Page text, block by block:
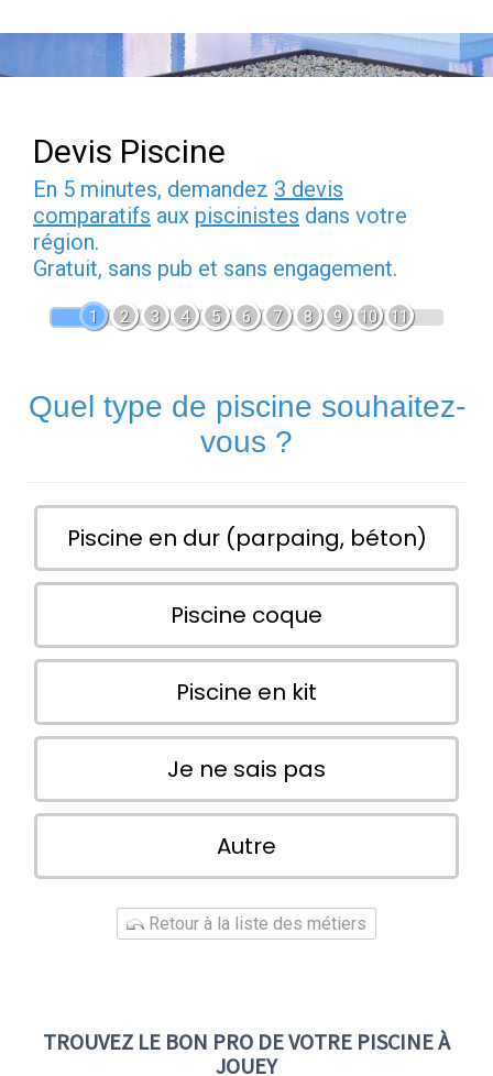
Devis Piscine
En 5 minutes, demandez 3 devis
comparatifs aux piscinistes dans votre
région.
Gratuit, sans pub et sans engagement.
1 2 3 4 5 6 7 8 9 10 11
Quel type de piscine souhaitez-
vous ?
Piscine en dur (parpaing, béton)
Piscine coque
Piscine en kit
Je ne sais pas
Autre
Retour à la liste des métiers
TROUVEZ LE BON PRO DE VOTRE PISCINE À
JOUEY